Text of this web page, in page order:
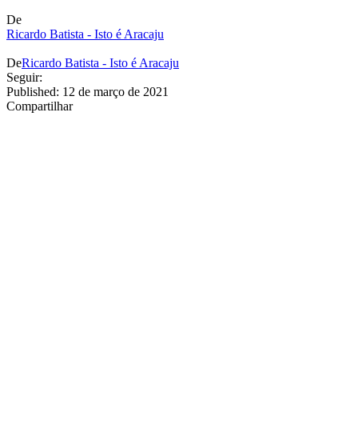
De
Ricardo Batista - Isto é Aracaju
DeRicardo Batista - Isto é Aracaju
Seguir:
Published: 12 de março de 2021
Compartilhar